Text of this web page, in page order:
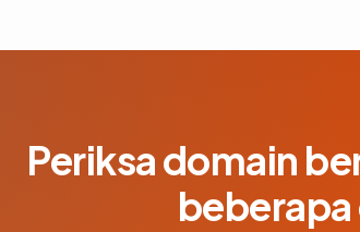
Periksa domain